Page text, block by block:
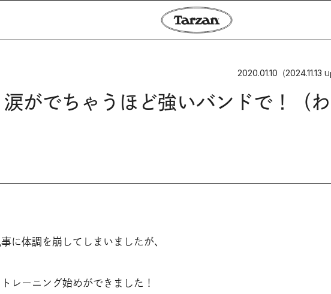
2020.01.10 （2024.11.13
涙がでちゃうほど強いバンドで！（
に体調を崩してしまいましたが、
レーニング始めができました！